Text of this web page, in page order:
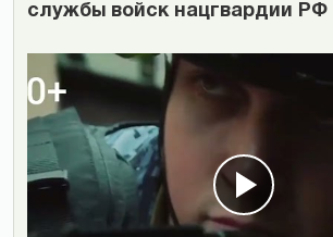
службы войск нацгвардии РФ